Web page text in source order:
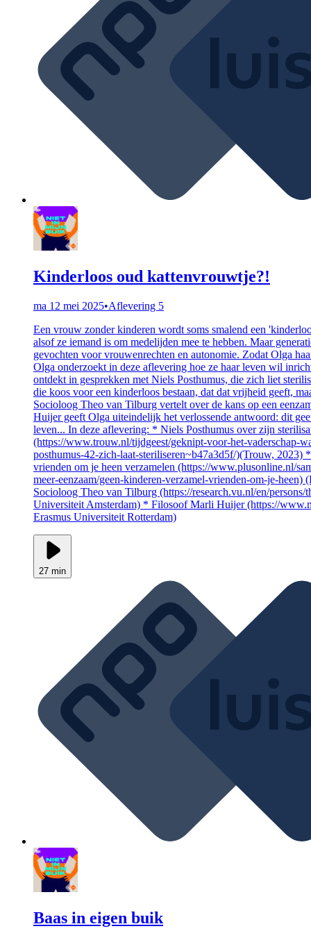
Kinderloos oud kattenvrouwtje?!
ma 12 mei 2025•Aflevering 5
Een vrouw zonder kinderen wordt soms smalend een
alsof ze iemand is om medelijden mee te hebben. Maar
gevochten voor vrouwenrechten en autonomie. Zodat Olga
Olga onderzoekt in deze aflevering hoe ze haar leven wil
ontdekt in gesprekken met Niels Posthumus, die zich liet
die koos voor een kinderloos bestaan, dat dat vrijheid geeft,
Socioloog Theo van Tilburg vertelt over de kans op een
Huijer geeft Olga uiteindelijk het verlossende antwoord: dit
leven... In deze aflevering: * Niels Posthumus over zijn
(https://www.trouw.nl/tijdgeest/geknipt-voor-het-vaderschap-
posthumus-42-zich-laat-steriliseren~b47a3d5f/)(Trouw, 2023)
vrienden om je heen verzamelen (https://www.plusonline.nl/
meer-eenzaam/geen-kinderen-verzamel-vrienden-om-je-heen)
Socioloog Theo van Tilburg (https://research.vu.nl/en/
Universiteit Amsterdam) * Filosoof Marli Huijer (https://
Erasmus Universiteit Rotterdam)
27 min
Baas in eigen buik